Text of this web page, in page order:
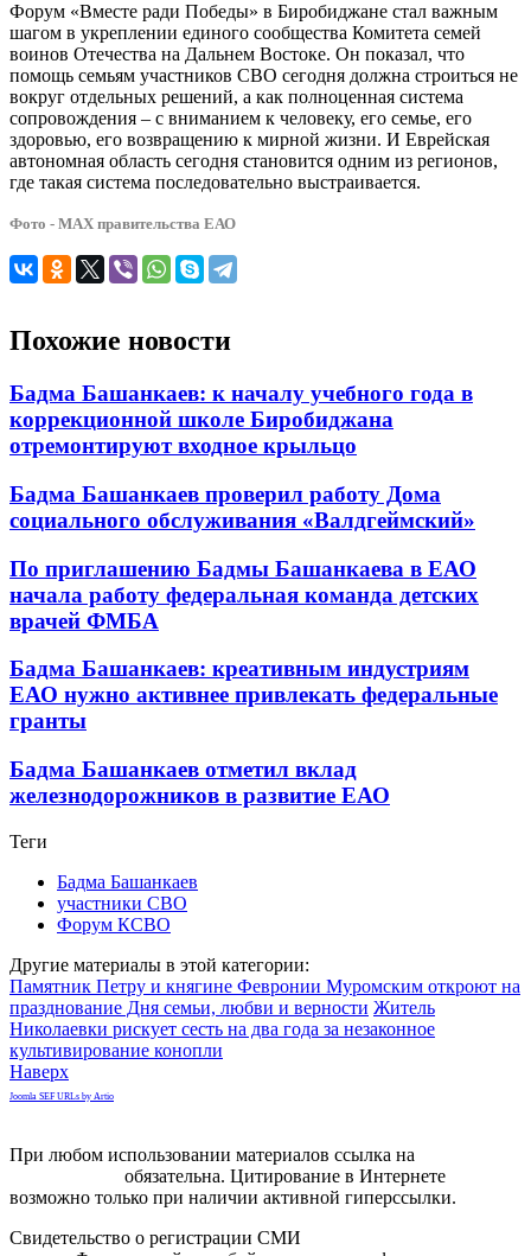
Форум «Вместе ради Победы» в Биробиджане стал важным
шагом в укреплении единого сообщества Комитета семей
воинов Отечества на Дальнем Востоке. Он показал, что
помощь семьям участников СВО сегодня должна строиться не
вокруг отдельных решений, а как полноценная система
сопровождения – с вниманием к человеку, его семье, его
здоровью, его возвращению к мирной жизни. И Еврейская
автономная область сегодня становится одним из регионов,
где такая система последовательно выстраивается.
Фото - МАХ правительства ЕАО
Похожие новости
Бадма Башанкаев: к началу учебного года в
коррекционной школе Биробиджана
отремонтируют входное крыльцо
Бадма Башанкаев проверил работу Дома
социального обслуживания «Валдгеймский»
По приглашению Бадмы Башанкаева в ЕАО
начала работу федеральная команда детских
врачей ФМБА
Бадма Башанкаев: креативным индустриям
ЕАО нужно активнее привлекать федеральные
гранты
Бадма Башанкаев отметил вклад
железнодорожников в развитие ЕАО
Теги
Бадма Башанкаев
участники СВО
Форум КСВО
Другие материалы в этой категории:
Памятник Петру и княгине Февронии Муромским откроют на
празднование Дня семьи, любви и верности Житель
Николаевки рискует сесть на два года за незаконное
культивирование конопли
Наверх
Joomla SEF URLs by Artio
При любом использовании материалов ссылка на
обязательна. Цитирование в Интернете
возможно только при наличии активной гиперссылки.
Свидетельство о регистрации СМИ